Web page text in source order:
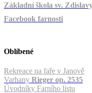
Základní škola sv.
Facebook farnosti
Oblíbené
Rekreace na faře v Janově
Varhany Rieger op. 2535
Úvodníky Farního listu